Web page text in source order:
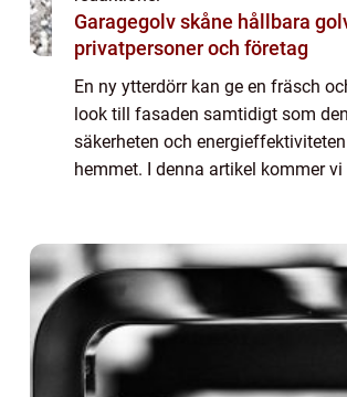
Garagegolv skåne hållbara golv för
privatpersoner och företag
En ny ytterdörr kan ge en fräsch
look till fasaden samtidigt som
säkerheten och
hemmet. I denna artikel kommer
historisk...